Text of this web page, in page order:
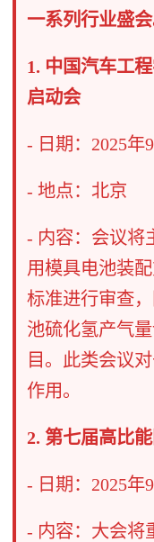
一系列行业盛
1. 中国汽车工
启动会
- 日期：2025年
- 地点：北京
- 内容：会议将
用模具电池装
标准进行审查
池硫化氢产气
目。此类会议
作用。
2. 第七届高比
- 日期：2025年
- 内容：大会将